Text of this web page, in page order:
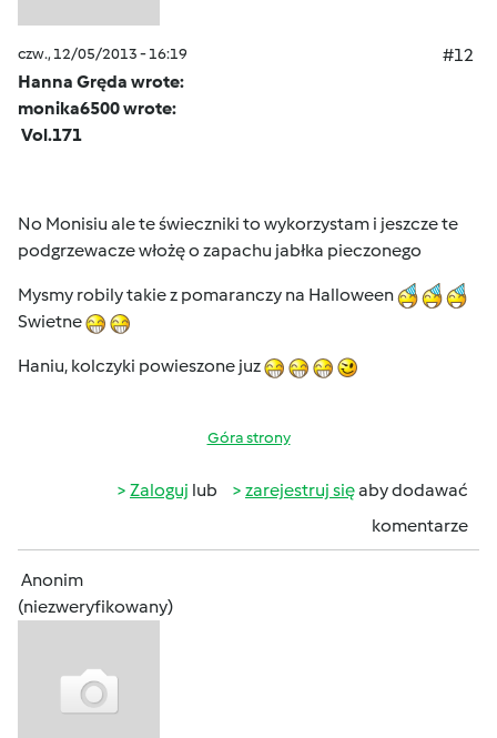
czw., 12/05/2013 - 16:19
#12
Hanna Gręda wrote:
monika6500 wrote:
Vol.171
No Monisiu ale te świeczniki to wykorzystam i jeszcze te
podgrzewacze włożę o zapachu jabłka pieczonego
Mysmy robily takie z pomaranczy na Halloween
Swietne
Haniu, kolczyki powieszone juz
Góra strony
Zaloguj lub zarejestruj sięaby dodawać
komentarze
Anonim
(niezweryfikowany)